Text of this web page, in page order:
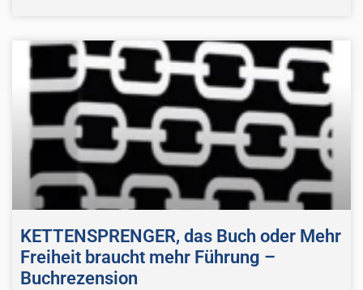
KETTENSPRENGER, das Buch oder Mehr
Freiheit braucht mehr Führung –
Buchrezension